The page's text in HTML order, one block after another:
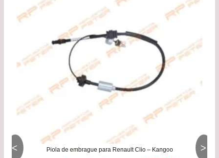
Piola de embrague para Renault Clio – Kangoo
< >